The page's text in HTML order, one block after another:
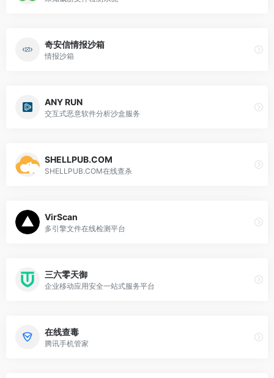
奇安信情报沙箱
情报沙箱
ANY RUN
交互式恶意软件分析沙盒服务
SHELLPUB.COM
SHELLPUB.COM在线查杀
VirScan
多引擎文件在线检测平台
三六零天御
企业移动应用安全一站式服务平台
在线查毒
腾讯手机管家